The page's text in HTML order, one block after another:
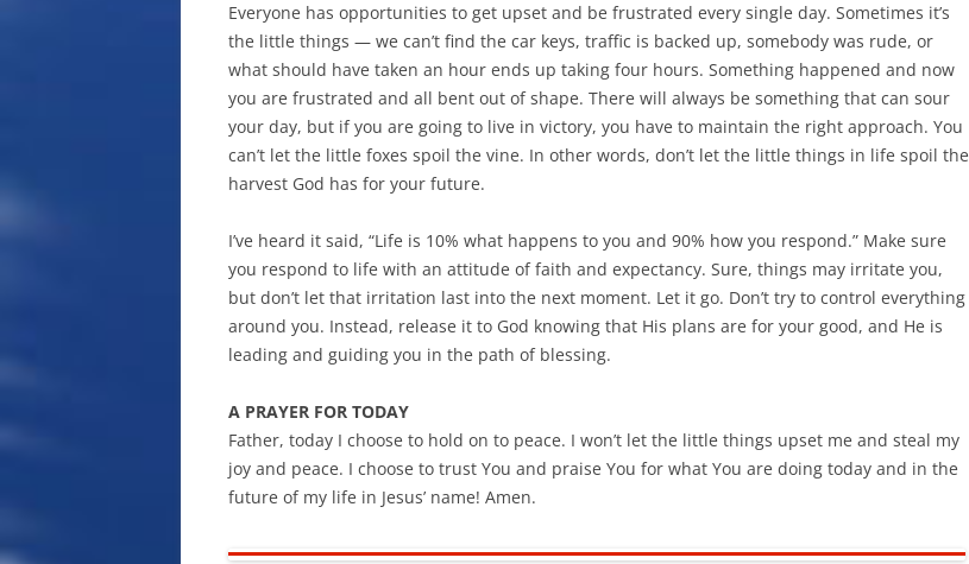
Everyone has opportunities to get upset and be frustrated every single day. Sometimes it’s
the little things — we can’t find the car keys, traffic is backed up, somebody was rude, or
what should have taken an hour ends up taking four hours. Something happened and now
you are frustrated and all bent out of shape. There will always be something that can sour
your day, but if you are going to live in victory, you have to maintain the right approach. You
can’t let the little foxes spoil the vine. In other words, don’t let the little things in life spoil the
harvest God has for your future.
I’ve heard it said, “Life is 10% what happens to you and 90% how you respond.” Make sure
you respond to life with an attitude of faith and expectancy. Sure, things may irritate you,
but don’t let that irritation last into the next moment. Let it go. Don’t try to control everything
around you. Instead, release it to God knowing that His plans are for your good, and He is
leading and guiding you in the path of blessing.
A PRAYER FOR TODAY
Father, today I choose to hold on to peace. I won’t let the little things upset me and steal my
joy and peace. I choose to trust You and praise You for what You are doing today and in the
future of my life in Jesus’ name! Amen.